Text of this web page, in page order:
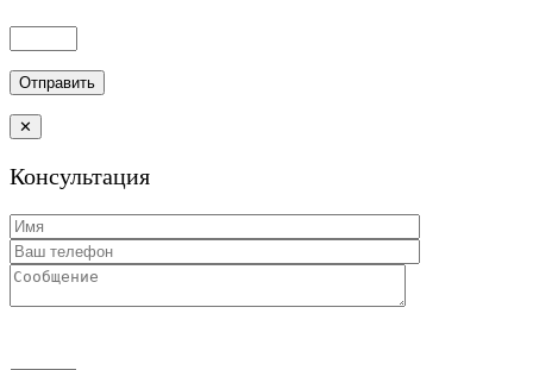
✕
Консультация